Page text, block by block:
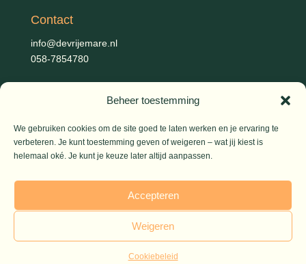
Beheer toestemming
We gebruiken cookies om de site goed te laten werken en je ervaring te
verbeteren. Je kunt toestemming geven of weigeren – wat jij kiest is
helemaal oké. Je kunt je keuze later altijd aanpassen.
Accepteren
Weigeren
Cookiebeleid
Contact
info@devrijemare.nl
058-7854780
Gerold Febis, Johanna Koelman, Ronald de Jong,Aart
Blom (artikelen), Iris Planting (Marieke)